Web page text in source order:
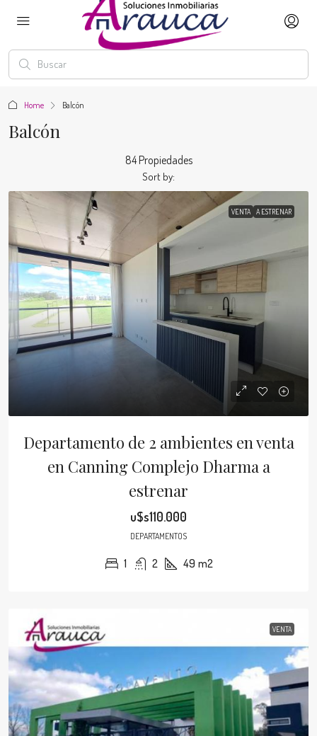
Home Balcón
Balcón
84 Propiedades
Sort by:
VENTA A ESTRENAR
Departamento de 2 ambientes en venta
en Canning Complejo Dharma a
estrenar
u$s110.000
DEPARTAMENTOS
1 2 49 m2
VENTA